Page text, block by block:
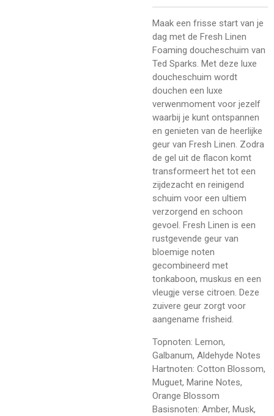
Maak een frisse start van je
dag met de Fresh Linen
Foaming doucheschuim van
Ted Sparks. Met deze luxe
doucheschuim wordt
douchen een luxe
verwenmoment voor jezelf
waarbij je kunt ontspannen
en genieten van de heerlijke
geur van Fresh Linen. Zodra
de gel uit de flacon komt
transformeert het tot een
zijdezacht en reinigend
schuim voor een ultiem
verzorgend en schoon
gevoel. Fresh Linen is een
rustgevende geur van
bloemige noten
gecombineerd met
tonkaboon, muskus en een
vleugje verse citroen. Deze
zuivere geur zorgt voor
aangename frisheid.
Topnoten: Lemon,
Galbanum, Aldehyde Notes
Hartnoten: Cotton Blossom,
Muguet, Marine Notes,
Orange Blossom
Basisnoten: Amber, Musk,